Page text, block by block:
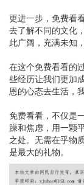
更进一步，免费看
去了解不同的文化
此广阔，充满未知
在这个免费看看的
些经历让我们更加
恩的心态去生活，
免费看看，不仅是
躁和焦虑，用一颗
之处。无需在乎物
是最大的礼物。